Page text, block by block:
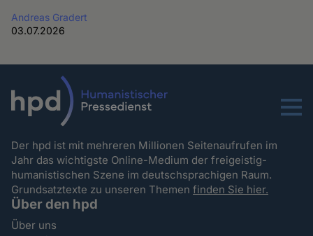
Andreas Gradert
03.07.2026
Menu
Der hpd ist mit mehreren Millionen Seitenaufrufen im
Jahr das wichtigste Online-Medium der freigeistig-
humanistischen Szene im deutschsprachigen Raum.
Grundsatztexte zu unseren Themenfinden Sie hier.
Über den hpd
Über uns